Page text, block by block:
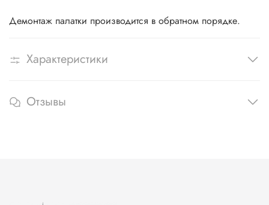
Демонтаж палатки производится в обратном порядке.
Характеристики
Отзывы